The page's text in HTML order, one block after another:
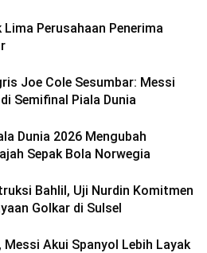
Perusahaan Penerima
Joe Cole Sesumbar: Messi
Semifinal Piala Dunia
Dunia 2026 Mengubah
Sepak Bola Norwegia
Bahlil, Uji Nurdin Komitmen
Golkar di Sulsel
Messi Akui Spanyol Lebih Layak